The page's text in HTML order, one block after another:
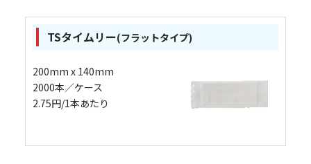
TSタイムリー(フラットタイプ)
200mm x 140mm
2000本／ケース
2.75円/1本あたり